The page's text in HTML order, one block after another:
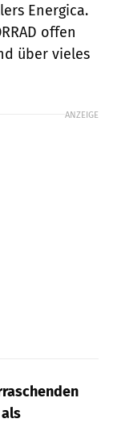
Energica.
offen
über vieles
ANZEIGE